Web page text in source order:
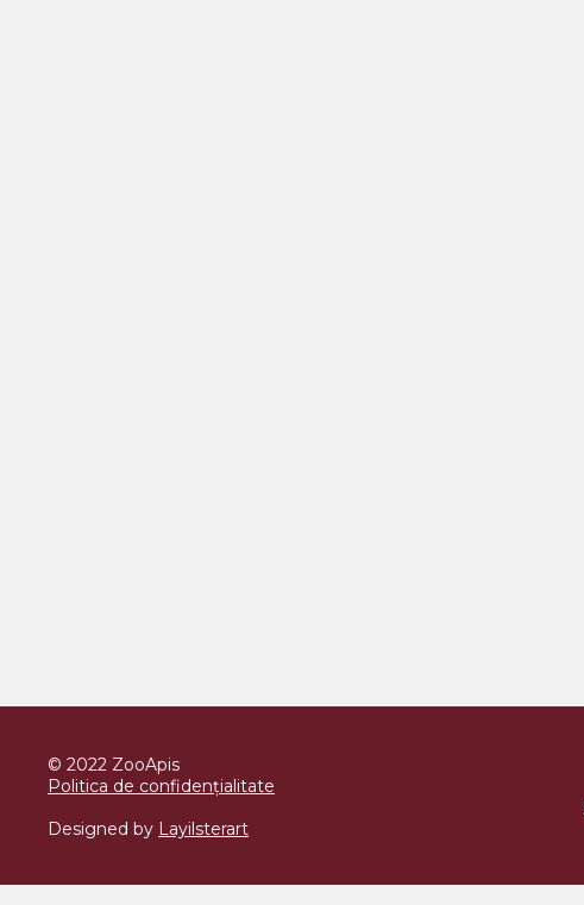
© 2022 ZooApis
Politica de confidențialitate
Designed by Layilsterart